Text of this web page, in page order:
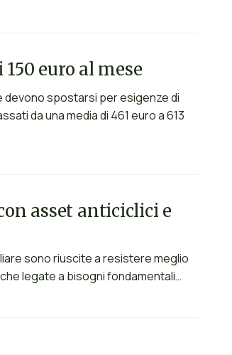
euro al mese
devono spostarsi per esigenze di
da una media di 461 euro a 613
asset anticiclici e
sono riuscite a resistere meglio
legate a bisogni fondamentali…